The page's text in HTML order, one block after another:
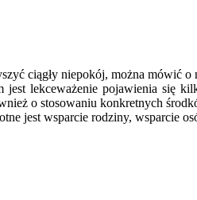
ciągły niepokój, można mówić
lekceważenie pojawienia się
o stosowaniu konkretnych
jest wsparcie rodziny, wsparcie